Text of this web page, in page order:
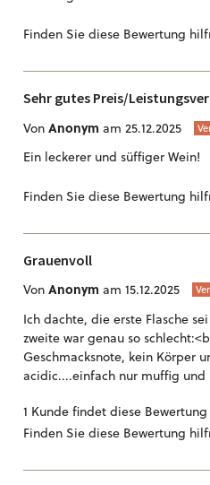
Finden Sie diese Bewertung
Sehr gutes Preis/
Von Anonym am 25.12.2025
Ein leckerer und süffiger Wein!
Finden Sie diese Bewertung
Grauenvoll
Von Anonym am 15.12.2025
Ich dachte, die erste Flasche
zweite war genau so
Geschmacksnote, kein Körper
acidic....einfach nur muffig und
1 Kunde findet diese
Finden Sie diese Bewertung